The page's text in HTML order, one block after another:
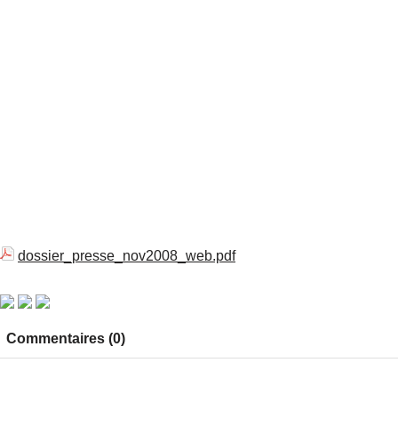
dossier_presse_nov2008_web.pdf
Commentaires (0)